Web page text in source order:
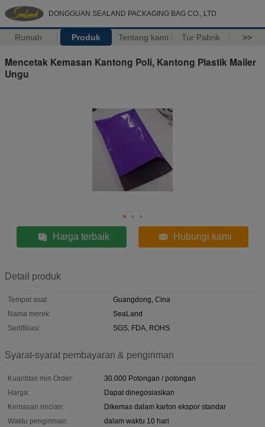
DONGGUAN SEALAND PACKAGING BAG CO., LTD
Rumah Produk Tentang kami Tur Pabrik >>
Mencetak Kemasan Kantong Poli, Kantong Plastik Mailer
Ungu
Harga terbaik Hubungi kami
Detail produk
Tempat asal:
Guangdong, Cina
Nama merek:
SeaLand
Sertifikasi:
SGS, FDA, ROHS
Syarat-syarat pembayaran & pengiriman
Kuantitas min Order:
30.000 Potongan / potongan
Harga:
Dapat dinegosiasikan
Kemasan rincian:
Dikemas dalam karton ekspor standar
Waktu pengiriman:
dalam waktu 10 hari